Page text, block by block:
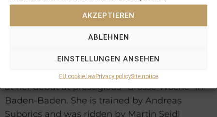
AKZEPTIEREN
ABLEHNEN
EINSTELLUNGEN ANSEHEN
EU cookie lawPrivacy policySite notice
Lady Mary won her debut at Baden-
the 2yo Lady Mary shows some class winning
at her debut at prestigious "Grosse Woche" in
Baden-Baden. She is trained by Andreas
Suborics and was ridden by Martin Seidl